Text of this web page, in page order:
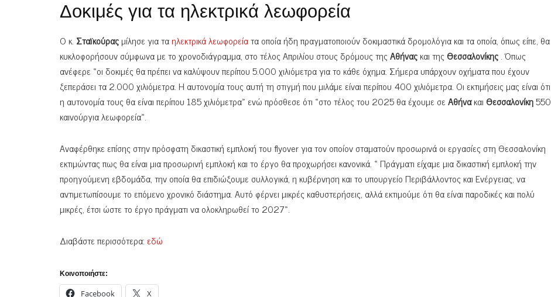
Δοκιμές για τα ηλεκτρικά λεωφορεία
Ο κ. Σταϊκούραςμίλησε για ταηλεκτρικά λεωφορείατα οποία ήδη πραγματοποιούν δοκιμαστικά δρομολόγια και τα οποία, όπως είπε, θα
κυκλοφορήσουν σύμφωνα με το χρονοδιάγραμμα, στο τέλος Απριλίου στους δρόμους τηςΑθήναςκαι τηςΘεσσαλονίκης. Όπως
ανέφερε «οι δοκιμές θα πρέπει να καλύψουν περίπου 5.000 χιλιόμετρα για το κάθε όχημα. Σήμερα υπάρχουν οχήματα που έχουν
ξεπεράσει τα 2.000 χιλιόμετρα. Η αυτονομία τους αυτή τη στιγμή που μιλάμε είναι περίπου 400 χιλιόμετρα. Οι εκτιμήσεις μας είναι ότι
η αυτονομία τους θα είναι περίπου 185 χιλιόμετρα» ενώ πρόσθεσε ότι «στο τέλος του 2025 θα έχουμε σεΑθήνακαι Θεσσαλονίκη550
καινούργια λεωφορεία».
Αναφέρθηκε επίσης στην πρόσφατη δικαστική εμπλοκή του flyover για τον οποίον σταματούν προσωρινά οι εργασίες στη Θεσσαλονίκη
εκτιμώντας πως θα είναι μια προσωρινή εμπλοκή και το έργο θα προχωρήσει κανονικά. « Πράγματι είχαμε μια δικαστική εμπλοκή την
προηγούμενη εβδομάδα, την οποία θα επιδιώξουμε συλλογικά, η κυβέρνηση και το υπουργείο Περιβάλλοντος και Ενέργειας, να
αντιμετωπίσουμε το επόμενο χρονικό διάστημα. Αυτό φέρνει μικρές καθυστερήσεις, αλλά εκτιμούμε ότι θα είναι παροδικές και πολύ
μικρές, έτσι ώστε το έργο πράγματι να ολοκληρωθεί το 2027».
Διαβάστε περισσότερα: εδώ
Κοινοποιήστε:
Facebook X